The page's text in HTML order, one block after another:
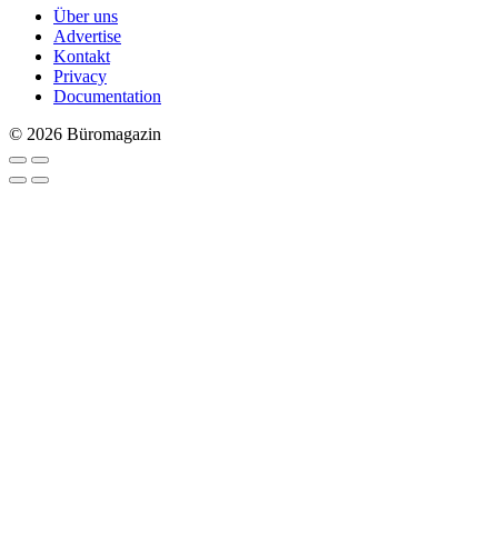
Über uns
Advertise
Kontakt
Privacy
Documentation
© 2026 Büromagazin